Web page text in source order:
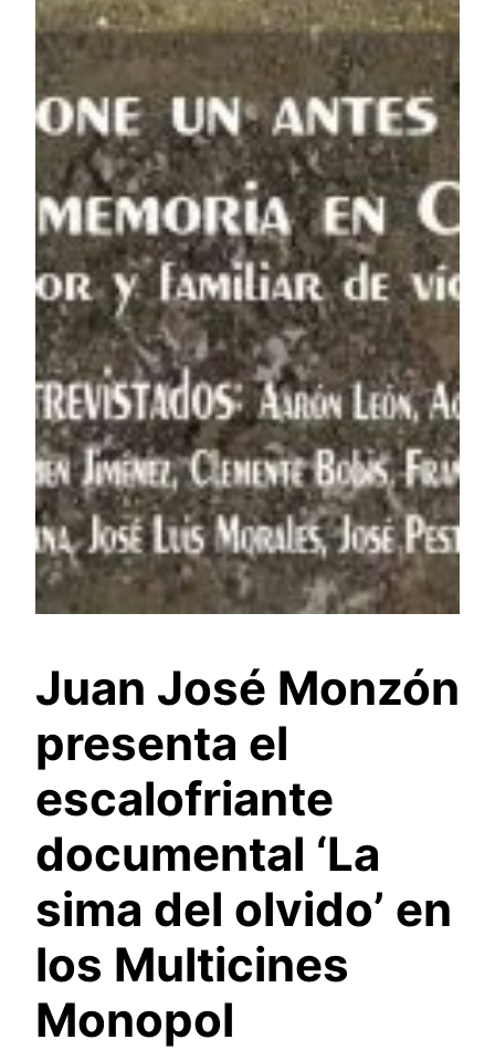
Juan José Monzón
presenta el
escalofriante
documental ‘La
sima del olvido’ en
los Multicines
Monopol